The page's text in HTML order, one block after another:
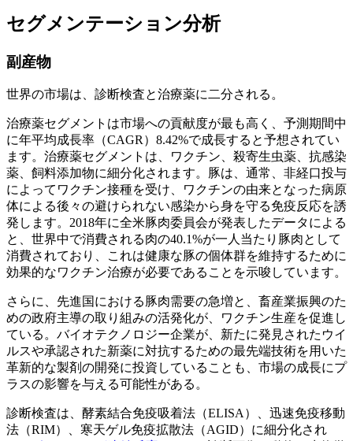
セグメンテーション分析
副産物
世界の市場は、診断検査と治療薬に二分される。
治療薬セグメントは市場への貢献度が最も高く、予測期間中
に年平均成長率（CAGR）8.42%で成長すると予想されてい
ます。治療薬セグメントは、ワクチン、殺寄生虫薬、抗感染
薬、飼料添加物に細分化されます。豚は、通常、非経口投与
によってワクチン接種を受け、ワクチンの由来となった病原
体による後々の避けられない感染から身を守る免疫反応を誘
発します。2018年に全米豚肉委員会が発表したデータによる
と、世界中で消費される肉の40.1%が一人当たり豚肉として
消費されており、これは健康な豚の個体群を維持するために
効果的なワクチン治療が必要であることを示唆しています。
さらに、先進国における豚肉需要の急増と、畜産業振興のた
めの政府主導の取り組みの活発化が、ワクチン生産を促進し
ている。バイオテクノロジー企業が、新たに発見されたウイ
ルスや承認された新薬に対抗するための最先端技術を用いた
革新的な製剤の開発に投資していることも、市場の成長にプ
ラスの影響を与える可能性がある。
診断検査は、酵素結合免疫吸着法（ELISA）、迅速免疫移動
法（RIM）、寒天ゲル免疫拡散法（AGID）に細分化され